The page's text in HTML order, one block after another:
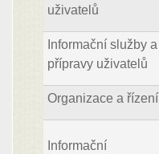
uživatelů
Informační služby a
přípravy uživatelů
Organizace a řízení
Informační